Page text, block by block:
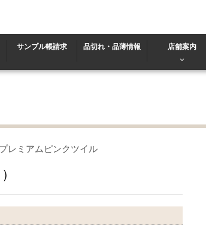
サンプル帳請求 品切れ・品薄情報 店舗案内
レミアムピンクツイル